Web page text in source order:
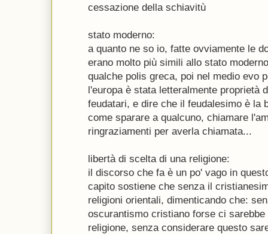
cessazione della schiavitù
stato moderno:
a quanto ne so io, fatte ovviamente le
erano molto più simili allo stato
qualche polis greca, poi nel medio evo
l'europa è stata letteralmente proprietà
feudatari, e dire che il feudalesimo è la
come sparare a qualcuno, chiamare
ringraziamenti per averla chiamata...
libertà di scelta di una religione:
il discorso che fa è un po' vago in
capito sostiene che senza il
religioni orientali, dimenticando che:
oscurantismo cristiano forse ci
religione, senza considerare questo